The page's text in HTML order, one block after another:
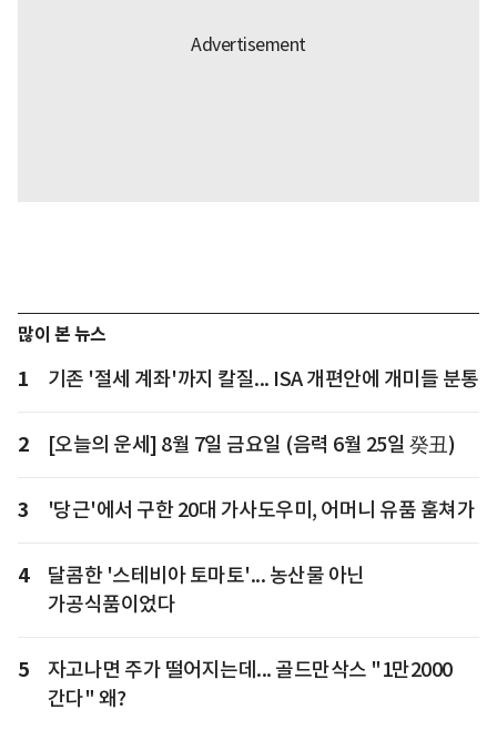
많이 본 뉴스
1 기존 '절세 계좌'까지 칼질... ISA 개편안에 개미들 분통
2 [오늘의 운세] 8월 7일 금요일 (음력 6월 25일 癸丑)
3 '당근'에서 구한 20대 가사도우미, 어머니 유품 훔쳐가
4
달콤한 '스테비아 토마토'... 농산물 아닌
가공식품이었다
5
자고나면 주가 떨어지는데... 골드만삭스 "1만2000
간다" 왜?